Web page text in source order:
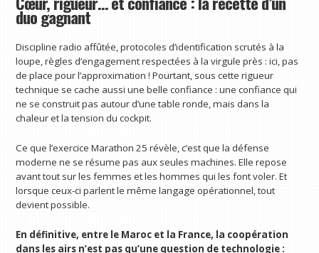
duo gagnant
Discipline radio affûtée, protocoles d’identification scrutés à la
loupe, règles d’engagement respectées à la virgule près : ici, pas
de place pour l’approximation ! Pourtant, sous cette rigueur
technique se cache aussi une belle confiance : une confiance qui
ne se construit pas autour d’une table ronde, mais dans la
chaleur et la tension du cockpit.
Ce que l’exercice Marathon 25 révèle, c’est que la défense
moderne ne se résume pas aux seules machines. Elle repose
avant tout sur les femmes et les hommes qui les font voler. Et
lorsque ceux-ci parlent le même langage opérationnel, tout
devient possible.
En définitive, entre le Maroc et la France, la coopération
dans les airs n’est pas qu’une question de technologie :